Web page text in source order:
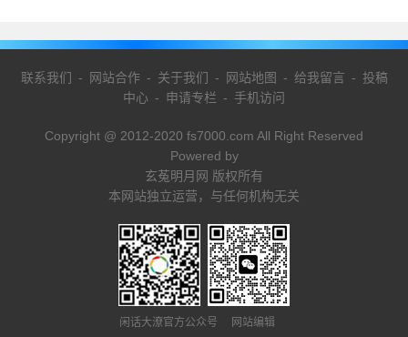
联系我们 - 网站合作- 关于我们 - 网站地图 - 给我留言 - 投稿
中心 - 申请专栏 - 手机访问
Copyright @ 2012-2020 fs7000.com All Right Reserved
Powered by
玄菟明月网 版权所有
本网站独立运营，与任何机构无关
闲话大潦官方公众号 网站编辑